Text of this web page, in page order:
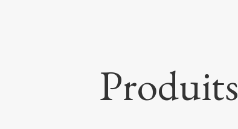
Produits